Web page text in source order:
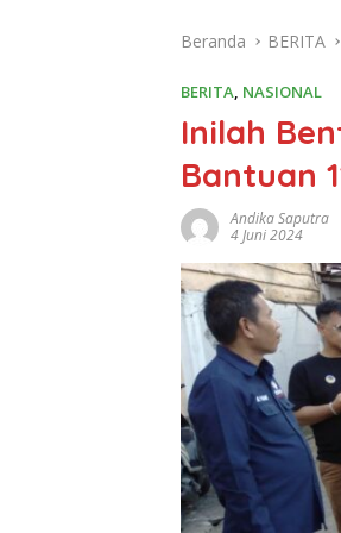
Beranda BERITA
BERITA, NASIONAL
Inilah
Bantuan
Andika Saputra
4 Juni 2024